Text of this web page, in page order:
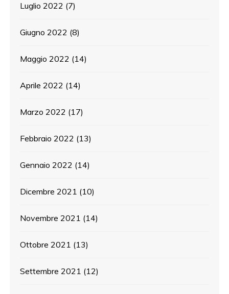
Luglio 2022 (7)
Giugno 2022 (8)
Maggio 2022 (14)
Aprile 2022 (14)
Marzo 2022 (17)
Febbraio 2022 (13)
Gennaio 2022 (14)
Dicembre 2021 (10)
Novembre 2021 (14)
Ottobre 2021 (13)
Settembre 2021 (12)